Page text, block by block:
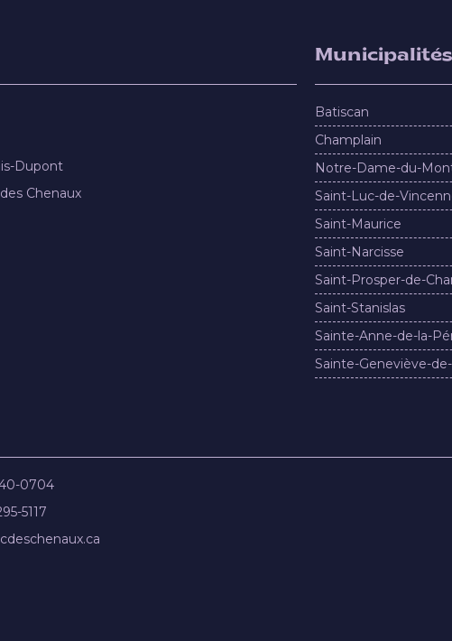
Dupont
Chenaux
Municipalités
Batiscan
Champlain
Notre-Dame-du-
Saint-Luc-de-
Saint-Maurice
Saint-Narcisse
Saint-Prosper-de-
Saint-Stanislas
Sainte-Anne-de-la-
Sainte-Geneviève-
0704
5117